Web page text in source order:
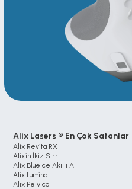
Alix Lasers ® En Çok Satanlar
Alix Revita RX
Alix'in İkiz Sırrı
Alix BlueIce Akıllı AI
Alix Lumina
Alix Pelvico